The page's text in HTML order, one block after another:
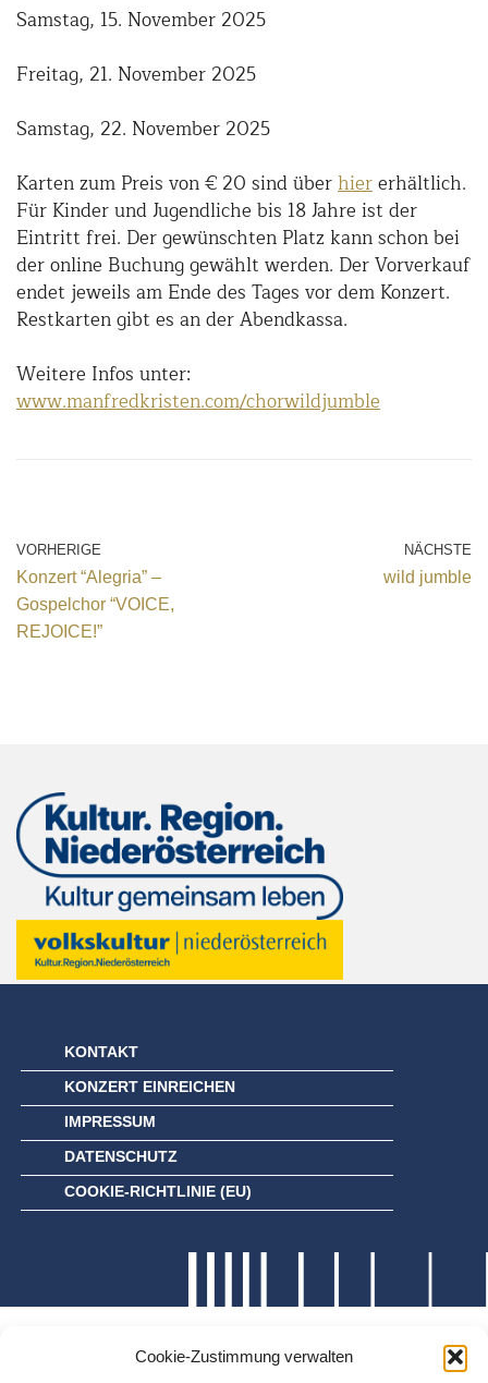
Cookie-Zustimmung verwalten
Samstag, 15. November 2025
Freitag, 21. November 2025
Samstag, 22. November 2025
Karten zum Preis von € 20 sind überhiererhältlich.
Für Kinder und Jugendliche bis 18 Jahre ist der
Eintritt frei. Der gewünschten Platz kann schon bei
der online Buchung gewählt werden. Der Vorverkauf
endet jeweils am Ende des Tages vor dem Konzert.
Restkarten gibt es an der Abendkassa.
Weitere Infos unter:
www.manfredkristen.com/chorwildjumble
VORHERIGE
Konzert “Alegria” –
Gospelchor “VOICE,
REJOICE!”
NÄCHSTE
wild jumble
KONTAKT
KONZERT EINREICHEN
IMPRESSUM
DATENSCHUTZ
COOKIE-RICHTLINIE (EU)